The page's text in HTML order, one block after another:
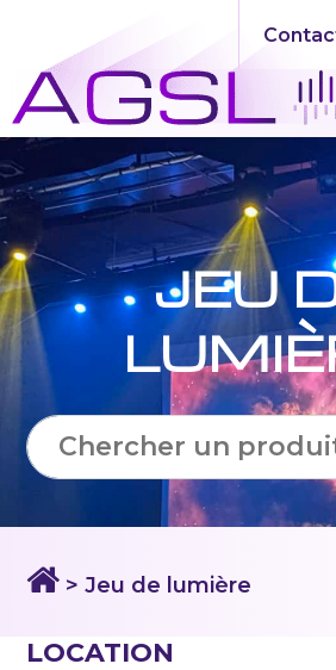
JEU
> Jeu de lumière
LOCATION